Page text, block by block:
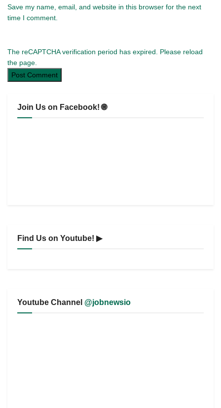
Save my name, email, and website in this browser for the next
time I comment.
The reCAPTCHA verification period has expired. Please reload
the page.
Join Us on Facebook! 🌐
Find Us on Youtube! ▶
Youtube Channel @jobnewsio